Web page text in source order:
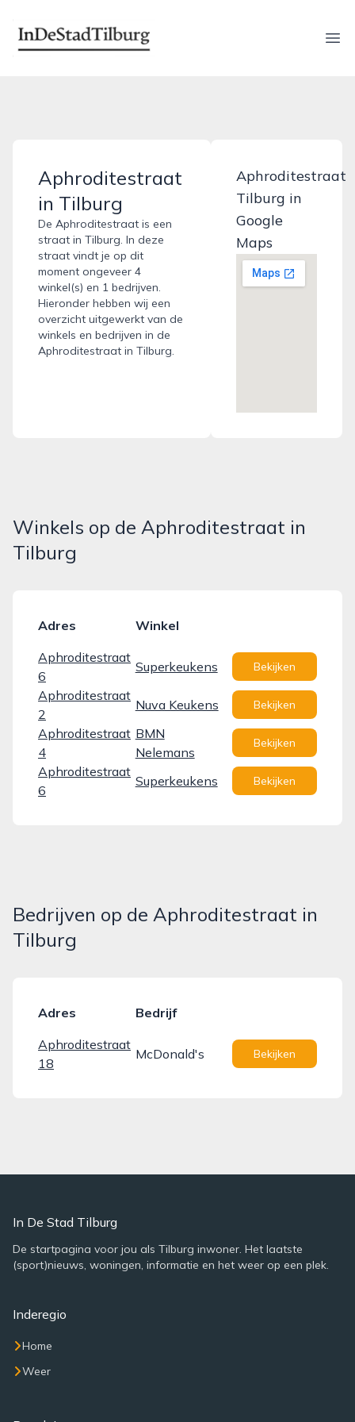
indestadtilburg.nl
Aphroditestraat
in Tilburg
De Aphroditestraat is een
straat in Tilburg. In deze
straat vindt je op dit
moment ongeveer 4
winkel(s) en 1 bedrijven.
Hieronder hebben wij een
overzicht uitgewerkt van de
winkels en bedrijven in de
Aphroditestraat in Tilburg.
Aphroditestraat
Tilburg in
Google
Maps
Winkels op de Aphroditestraat in
Tilburg
Adres
Winkel
Aphroditestraat
6
Superkeukens Bekijken
Aphroditestraat
2
Nuva Keukens Bekijken
Aphroditestraat
4
BMN
Nelemans
Bekijken
Aphroditestraat
6
Superkeukens Bekijken
Bedrijven op de Aphroditestraat in
Tilburg
Adres
Bedrijf
Aphroditestraat
18
McDonald's Bekijken
In De Stad Tilburg
De startpagina voor jou als Tilburg inwoner. Het laatste
(sport)nieuws, woningen, informatie en het weer op een plek.
Inderegio
Home
Weer